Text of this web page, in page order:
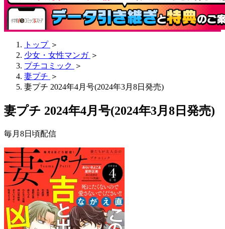
トップ ＞
少女・女性マンガ ＞
プチコミック ＞
妻プチ ＞
妻プチ 2024年4月号(2024年3月8日発売)
妻プチ 2024年4月号(2024年3月8日発売)
毎月8日頃配信